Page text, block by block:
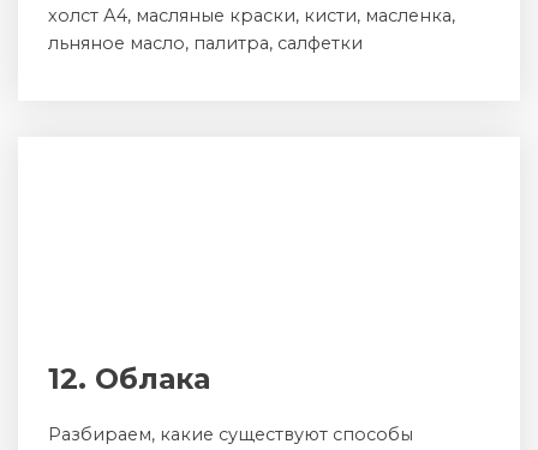
холст А4, масляные краски, кисти, масленка,
льняное масло, палитра, салфетки
12. Облака
Разбираем, какие существуют способы